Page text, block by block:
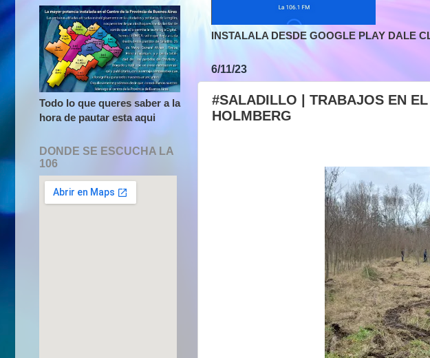
INSTALALA DESDE GOOGLE PLAY DALE
6/11/23
#SALADILLO | TRABAJOS EN
HOLMBERG
Todo lo que queres saber a la
hora de pautar esta aqui
DONDE SE ESCUCHA LA
106